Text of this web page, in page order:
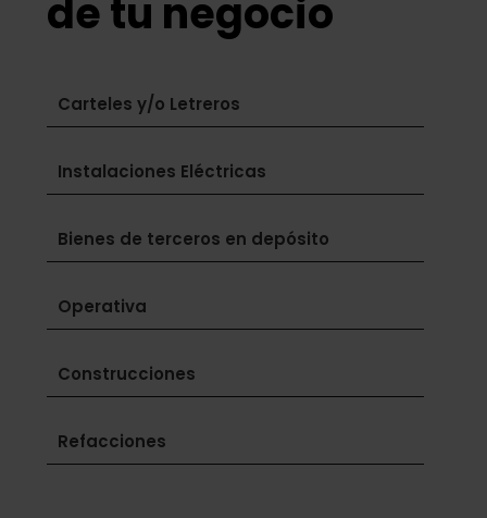
de tu negocio
Carteles y/o Letreros
Instalaciones Eléctricas
Bienes de terceros en depósito
Operativa
Construcciones
Refacciones